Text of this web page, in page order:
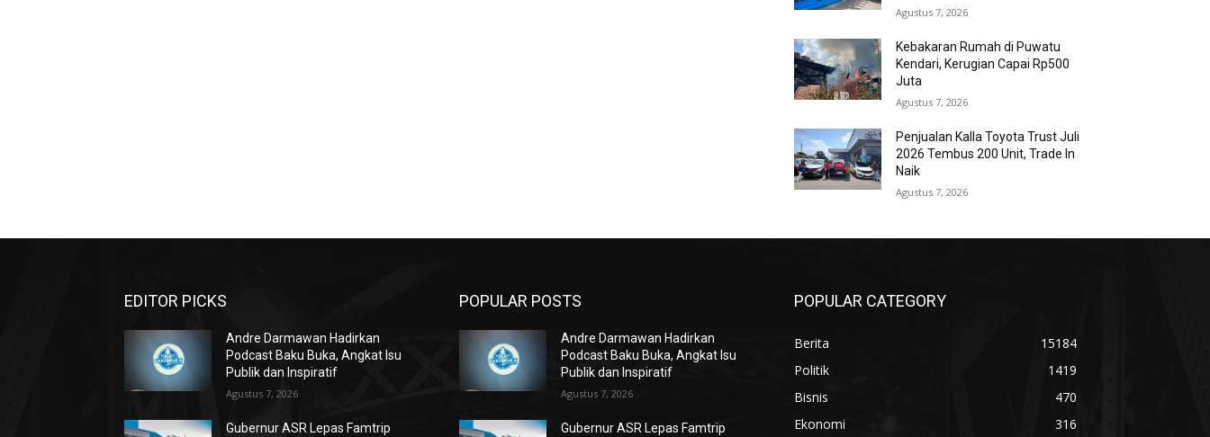
Agustus 7, 2026
Kebakaran Rumah di Puwatu
Kendari, Kerugian Capai Rp500
Juta
Agustus 7, 2026
Penjualan Kalla Toyota Trust Juli
2026 Tembus 200 Unit, Trade In
Naik
Agustus 7, 2026
EDITOR PICKS
Andre Darmawan Hadirkan
Podcast Baku Buka, Angkat Isu
Publik dan Inspiratif
Agustus 7, 2026
Gubernur ASR Lepas Famtrip
POPULAR POSTS
Andre Darmawan Hadirkan
Podcast Baku Buka, Angkat Isu
Publik dan Inspiratif
Agustus 7, 2026
Gubernur ASR Lepas Famtrip
POPULAR CATEGORY
Berita
15184
Politik
1419
Bisnis
470
Ekonomi
316